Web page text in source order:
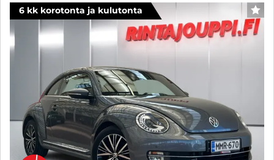
6 kk korotonta ja kulutonta